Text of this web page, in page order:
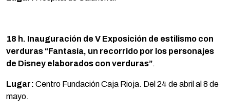
18 h. Inauguración de V Exposición de estilismo con
verduras “Fantasía, un recorrido por los personajes
de Disney elaborados con verduras”.
Lugar: Centro Fundación Caja Rioja. Del 24 de abril al 8 de
mayo.